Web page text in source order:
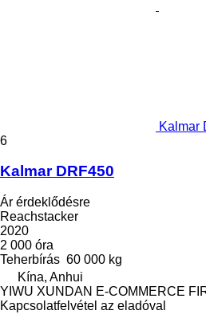
Kalmar
6
Kalmar DRF450
Ár érdeklődésre
Reachstacker
2020
2 000 óra
Teherbírás 60 000 kg
Kína, Anhui
YIWU XUNDAN E-COMMERCE
Kapcsolatfelvétel az eladóval